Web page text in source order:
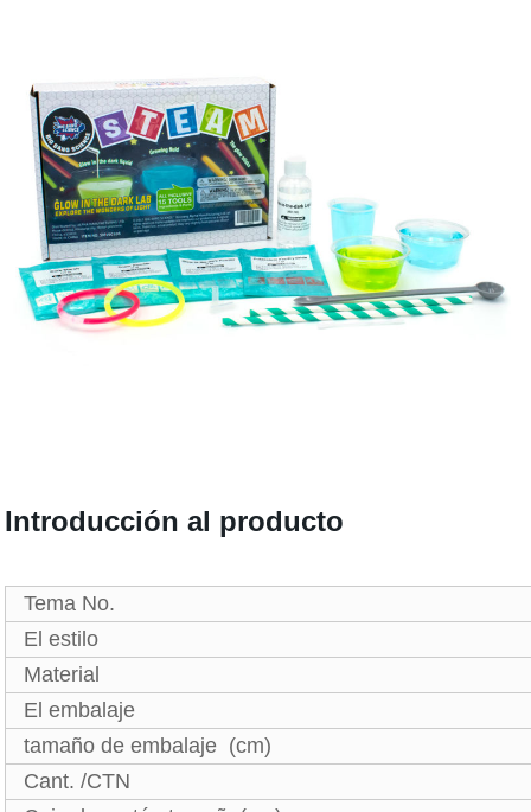
Introducción al producto
Tema No.
El estilo
Material
El embalaje
tamaño de embalaje (cm)
Cant. /CTN